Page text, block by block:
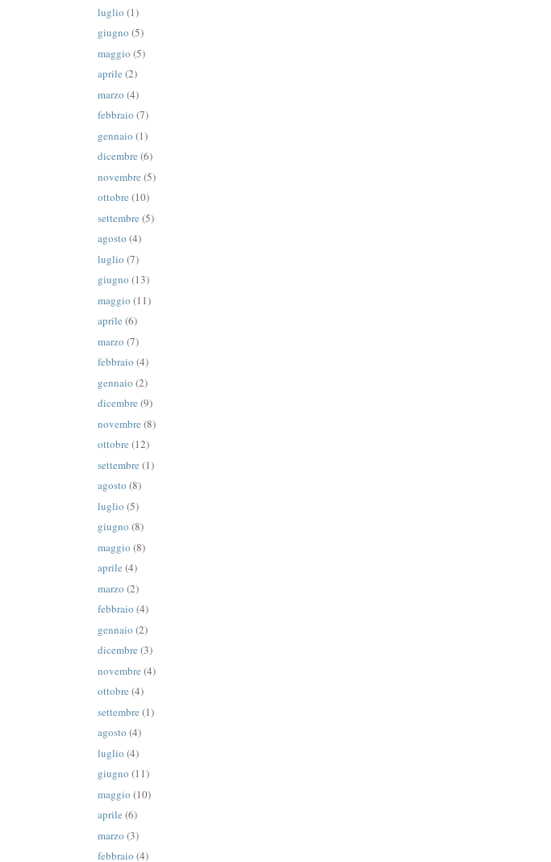
luglio (1)
giugno (5)
maggio (5)
aprile (2)
marzo (4)
febbraio (7)
gennaio (1)
dicembre (6)
novembre (5)
ottobre (10)
settembre (5)
agosto (4)
luglio (7)
giugno (13)
maggio (11)
aprile (6)
marzo (7)
febbraio (4)
gennaio (2)
dicembre (9)
novembre (8)
ottobre (12)
settembre (1)
agosto (8)
luglio (5)
giugno (8)
maggio (8)
aprile (4)
marzo (2)
febbraio (4)
gennaio (2)
dicembre (3)
novembre (4)
ottobre (4)
settembre (1)
agosto (4)
luglio (4)
giugno (11)
maggio (10)
aprile (6)
marzo (3)
febbraio (4)